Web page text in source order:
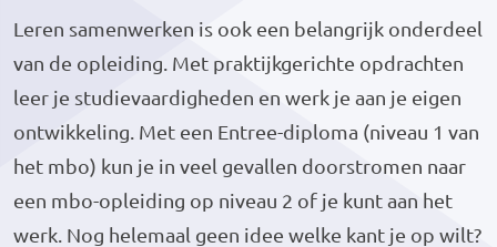
Leren samenwerken is ook een belangrijk onderdeel
van de opleiding. Met praktijkgerichte opdrachten
leer je studievaardigheden en werk je aan je eigen
ontwikkeling. Met een Entree-diploma (niveau 1 van
het mbo) kun je in veel gevallen doorstromen naar
een mbo-opleiding op niveau 2 of je kunt aan het
werk. Nog helemaal geen idee welke kant je op wilt?